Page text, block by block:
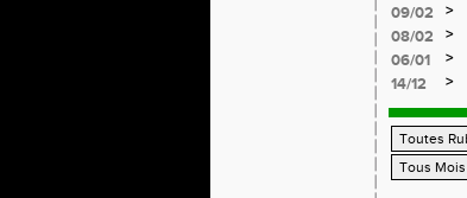
09/02
>
08/02
>
06/01
>
14/12
>